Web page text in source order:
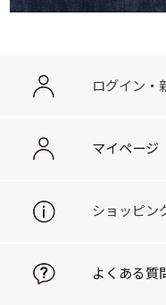
ログイン・
マイページ
ショッピン
よくある質